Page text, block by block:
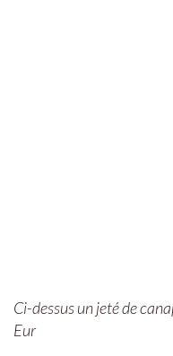
Ci-dessus un jeté de
Eur